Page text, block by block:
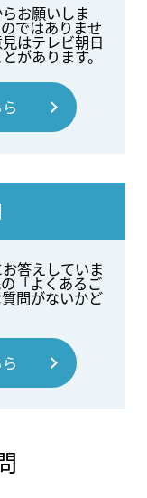
お願いしま
ではありませ
はテレビ朝日
があります。
答えしていま
「よくあるご
問がないかど